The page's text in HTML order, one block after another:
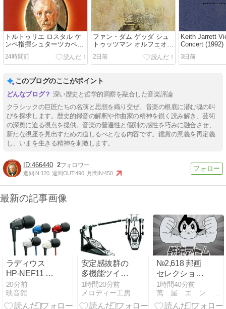
トルトゥリエ ロスタル ケ
ンペ指揮シュターツカペ
レ・ドレスデン R.シュトラ
ウス 交響詩「ドン・キホー
24時間前
ファン・ダム ゲッダ シュ
トゥッツマン オルフェオ
ン・ドノスティアラ プラッ
ソン指揮トゥールーズ・キ
L.16（1986.7, 9 &10録音）
ほか
2日前
Keith Jarrett
Concert (1992)
3日前
このブログのここがポイント
深い歴史と哲学的洞察を融合した音楽評論
クラシックの巨匠たちの名演と思想を織り交ぜ、音楽の根底に潜む魂の叫
びを探求します。歴史的録音の解釈や作曲家の精神を鋭く読み解き、芸術
の深奥に迫る視点を提供。音楽の普遍性と個別の感性を巧みに融合させ、
新たな視座を見出すための道しるべとなる内容です。鑑賞の意義を再定義
し、いまを生きる精神を刺激します。
466440 2
週間IN:120 週間OUT:490 月間IN:450
最新の記事画像
ラディウス
HP-NEF11 カ
ナル型有線イ
ヤホンの完全
ガイド
20分前
映音館
安定感抜群の
多機能ツイン
ペダル選びガ
イド
1時間20分前
メロディー工房
№2,618 邦画
セレクション
（アニメ） “
鉄腕アトム ”
1時間40分前